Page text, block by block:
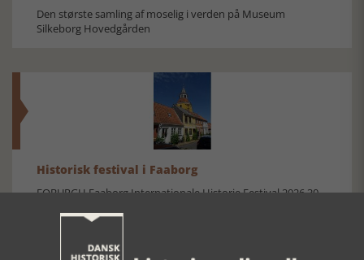
Den største samling af moselig i verden på Museum
Silkeborg Hovedgården
Historisk festival i Faaborg
FOBURGH Faaborg Internationale Historie Festival 2026 30.